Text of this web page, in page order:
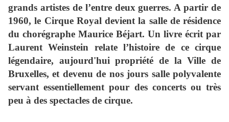
grands artistes de l’entre deux guerres. A partir de
1960, le Cirque Royal devient la salle de résidence
du chorégraphe Maurice Béjart. Un livre écrit par
Laurent Weinstein relate l’histoire de ce cirque
légendaire, aujourd'hui propriété de la Ville de
Bruxelles, et devenu de nos jours salle polyvalente
servant essentiellement pour des concerts ou très
peu à des spectacles de cirque.